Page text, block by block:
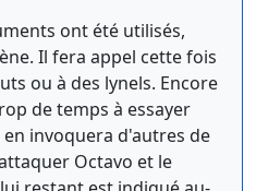
ont été utilisés,
Il fera appel cette fois
ou à des lynels. Encore
de temps à essayer
invoquera d'autres de
Octavo et le